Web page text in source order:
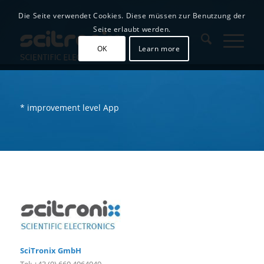
* improvement level App
SciTronix GmbH
Die Seite verwendet Cookies. Diese müssen zur Benutzung der
Seite erlaubt werden.
OK
Learn more